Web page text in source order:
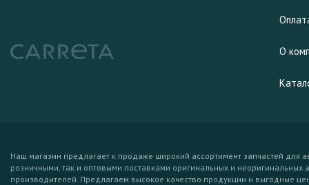
О
Наш магазин предлагает к продаже широкий ассортимент запчастей для
розничными, так и оптовыми поставками оригинальных и неоригинальных
производителей. Предлагаем высокое качество продукции и выгодные